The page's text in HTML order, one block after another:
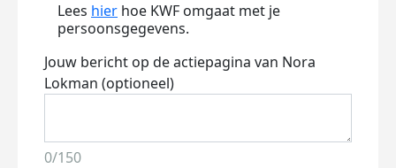
Lees hier hoe KWF omgaat met je
persoonsgegevens.
Jouw bericht op de actiepagina van Nora
Lokman (optioneel)
0/150